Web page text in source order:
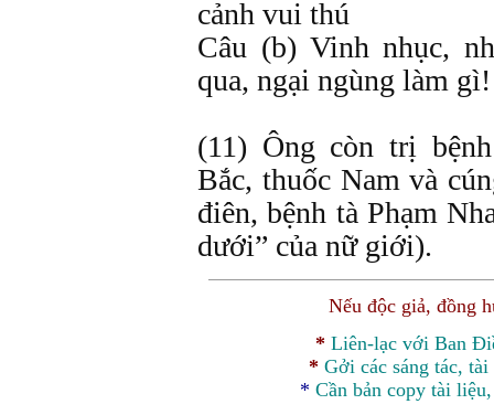
cảnh vui thú
Câu (b) Vinh nhục,
qua, ngại ngùng làm gì!
(11) Ông còn trị
Bắc, thuốc Nam và
điên, bệnh tà Phạm
dưới” của nữ giới).
Nếu độc giả, đồng
* Liên-lạc với Ban
* Gởi các sáng tác,
* Cần bản copy tài